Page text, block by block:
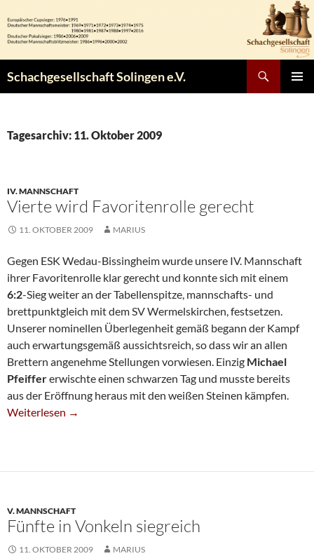
Inhalt
springen
Schachgesellschaft Solingen e.V.
Tagesarchiv: 11. Oktober 2009
IV. MANNSCHAFT
Vierte wird Favoritenrolle gerecht
11. OKTOBER 2009 MARIUS
Gegen ESK Wedau-Bissingheim wurde unsere IV. Mannschaft
ihrer Favoritenrolle klar gerecht und konnte sich mit einem
6:2-Sieg weiter an der Tabellenspitze, mannschafts- und
brettpunktgleich mit dem SV Wermelskirchen, festsetzen.
Unserer nominellen Überlegenheit gemäß begann der Kampf
auch erwartungsgemäß aussichtsreich, so dass wir an allen
Brettern angenehme Stellungen vorwiesen. Einzig Michael
Pfeiffererwischte einen schwarzen Tag und musste bereits
aus der Eröffnung heraus mit den weißen Steinen kämpfen.
Vierte Wird Favoritenrolle Gerecht
Weiterlesen →
V. MANNSCHAFT
Fünfte in Vonkeln siegreich
11. OKTOBER 2009 MARIUS